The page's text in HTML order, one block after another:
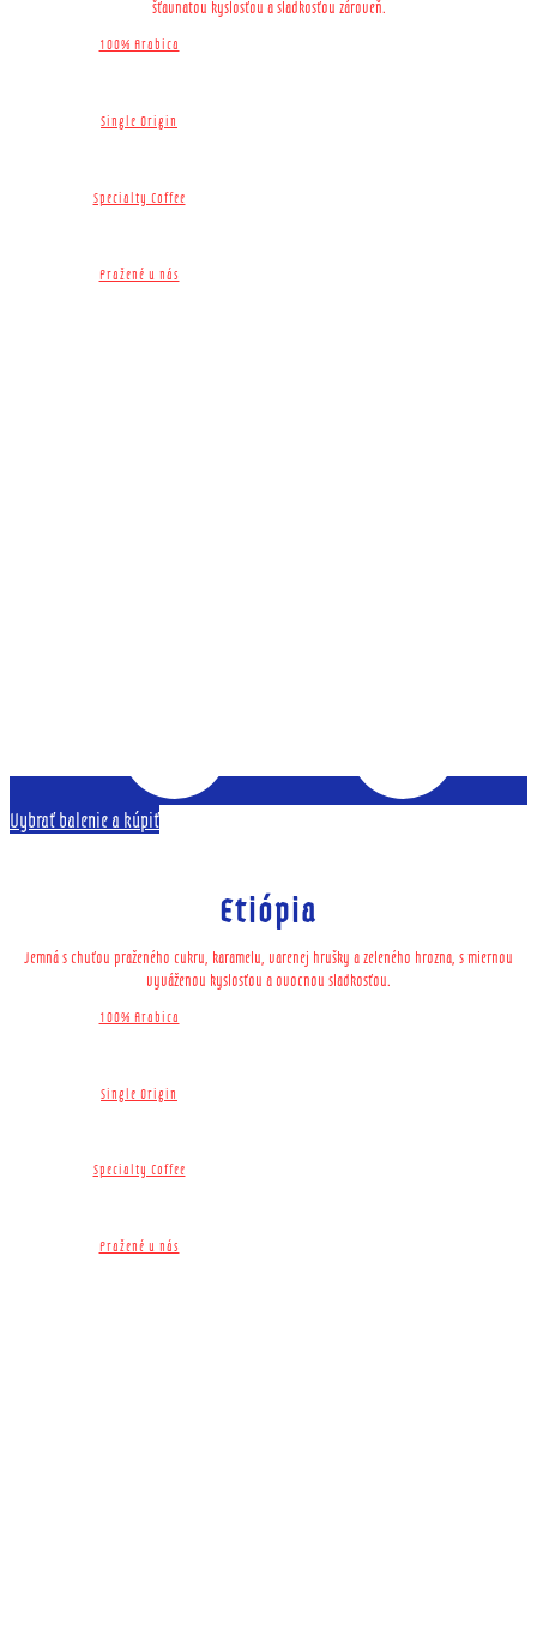
šťavnatou kyslosťou a sladkosťou zároveň.
100% Arabica
Single Origin​
Specialty Coffee
Pražené u nás
Vybrať balenie a kúpiť
Etiópia
Jemná s chuťou praženého cukru, karamelu, varenej hrušky a zeleného hrozna, s miernou
vyváženou kyslosťou a ovocnou sladkosťou.
100% Arabica
Single Origin​
Specialty Coffee
Pražené u nás